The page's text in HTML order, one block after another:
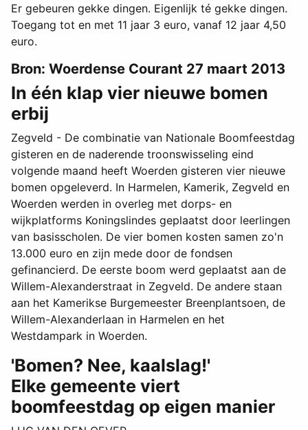
Er gebeuren gekke dingen. Eigenlijk té gekke dingen.
Toegang tot en met 11 jaar 3 euro, vanaf 12 jaar 4,50
euro.
Bron: Woerdense Courant 27 maart 2013
In één klap vier nieuwe bomen
erbij
Zegveld - De combinatie van Nationale Boomfeestdag
gisteren en de naderende troonswisseling eind
volgende maand heeft Woerden gisteren vier nieuwe
bomen opgeleverd. In Harmelen, Kamerik, Zegveld en
Woerden werden in overleg met dorps- en
wijkplatforms Koningslindes geplaatst door leerlingen
van basisscholen. De vier bomen kosten samen zo'n
13.000 euro en zijn mede door de fondsen
gefinancierd. De eerste boom werd geplaatst aan de
Willem-Alexanderstraat in Zegveld. De andere staan
aan het Kamerikse Burgemeester Breenplantsoen, de
Willem-Alexanderlaan in Harmelen en het
Westdampark in Woerden.
'Bomen? Nee, kaalslag!'
Elke gemeente viert
boomfeestdag op eigen manier